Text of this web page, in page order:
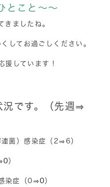
とこと～～
きましたね。
してお過ごしください。
援しています！
況です。（先週⇒
菌）感染症（2⇒6）
0 ）
染症（0⇒0 ）